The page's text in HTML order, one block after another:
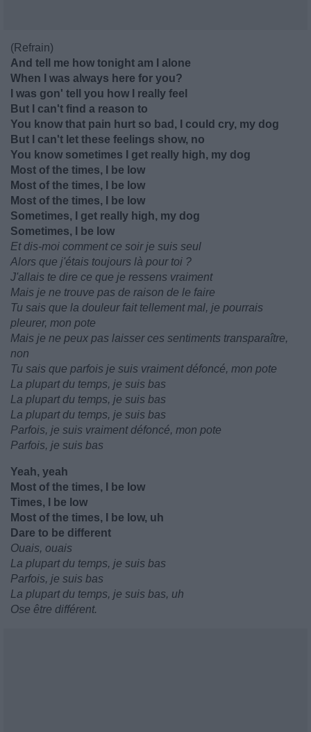
(Refrain)
And tell me how tonight am I alone
When I was always here for you?
I was gon' tell you how I really feel
But I can't find a reason to
You know that pain hurt so bad, I could cry, my dog
But I can't let these feelings show, no
You know sometimes I get really high, my dog
Most of the times, I be low
Most of the times, I be low
Most of the times, I be low
Sometimes, I get really high, my dog
Sometimes, I be low
Et dis-moi comment ce soir je suis seul
Alors que j'étais toujours là pour toi ?
J'allais te dire ce que je ressens vraiment
Mais je ne trouve pas de raison de le faire
Tu sais que la douleur fait tellement mal, je pourrais
pleurer, mon pote
Mais je ne peux pas laisser ces sentiments transparaître,
non
Tu sais que parfois je suis vraiment défoncé, mon pote
La plupart du temps, je suis bas
La plupart du temps, je suis bas
La plupart du temps, je suis bas
Parfois, je suis vraiment défoncé, mon pote
Parfois, je suis bas
Yeah, yeah
Most of the times, I be low
Times, I be low
Most of the times, I be low, uh
Dare to be different
Ouais, ouais
La plupart du temps, je suis bas
Parfois, je suis bas
La plupart du temps, je suis bas, uh
Ose être différent.